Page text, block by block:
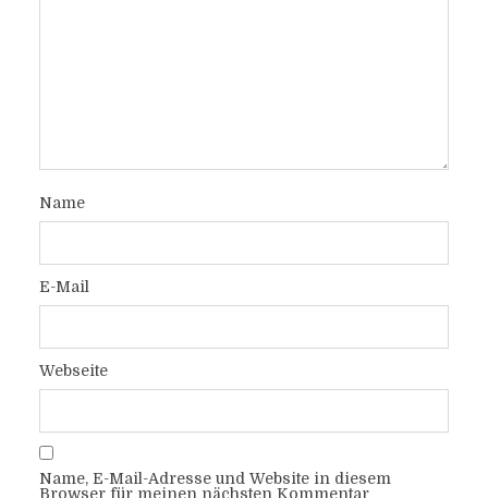
Name
E-Mail
Webseite
Name, E-Mail-Adresse und Website in diesem
Browser für meinen nächsten Kommentar